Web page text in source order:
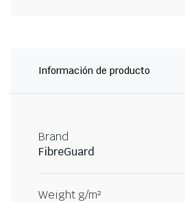
Información de producto
Brand
FibreGuard
Weight g/m²